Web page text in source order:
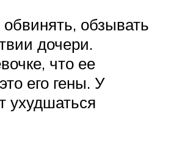
обзывать
дочери.
что ее
его гены. У
ухудшаться